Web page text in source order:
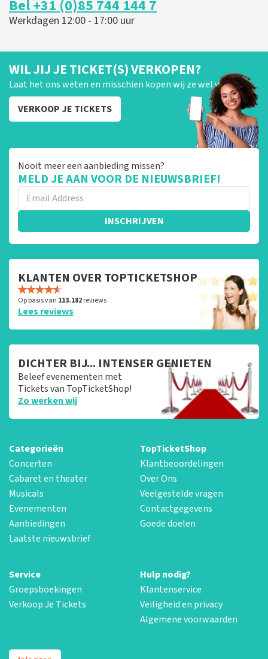
Bel +31 (0)85 744 144 7
Werkdagen 12:00 - 17:00 uur
WIL JIJ JE TICKET(S) VERKOPEN?
Laat het ons weten en misschien kopen wij ze wel van je!
VERKOOP JE TICKETS
Nooit meer een aanbieding missen?
MELD JE AAN VOOR DE NIEUWSBRIEF!
INSCHRIJVEN
KLANTEN OVER TOPTICKETSHOP
Op basis van 113.182reviews
Lees reviews
DICHTER BIJ... INTENSER GENIETEN
Beleef evenementen met
Tickets van TopTicketShop!
Zo werken wij
Categorieën
Concerten
Cabaret en theater
Musicals
Evenementen
Aanbiedingen
Laatste nieuwsbrief
TopTicketShop
Klantbeoordelingen
Over Ons
Veelgestelde vragen
Contactgegevens
Goede doelen
Service
Groepsboekingen
Verkoop Je Tickets
Hulp nodig?
Klantenservice
Veiligheid en privacy
Algemene voorwaarden